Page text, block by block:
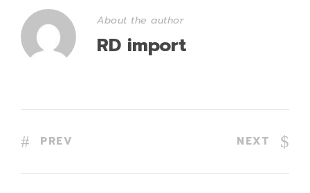
About the author
RD import
PREV NEXT